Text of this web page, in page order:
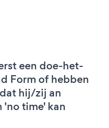
een doe-het-
Form of hebben
hij/zij an
'no time' kan